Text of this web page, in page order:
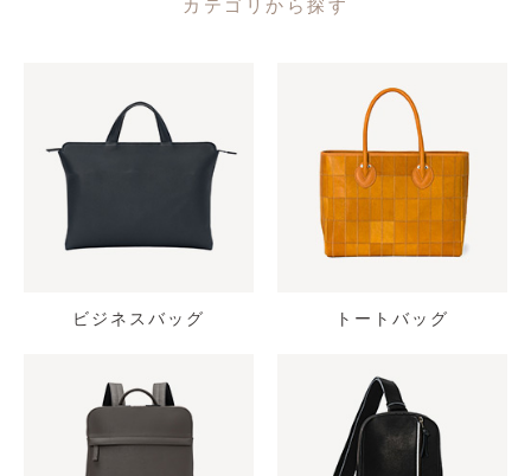
ビジネスバッグ トートバッグ